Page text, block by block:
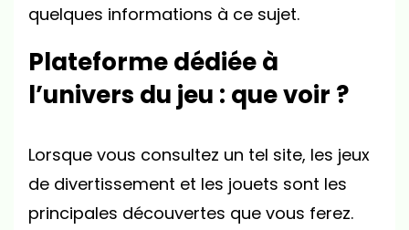
quelques informations à ce sujet.
Plateforme dédiée à
l’univers du jeu : que voir ?
Lorsque vous consultez un tel site, les jeux
de divertissement et les jouets sont les
principales découvertes que vous ferez.